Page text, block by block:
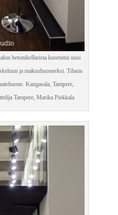
betonikellarista kuoriutui uusi
ja makuuhuoneeksi. Tilasta
Kangasala, Tampere,
Tampere, Marika Piekkala